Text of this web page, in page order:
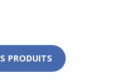
PRODUITS